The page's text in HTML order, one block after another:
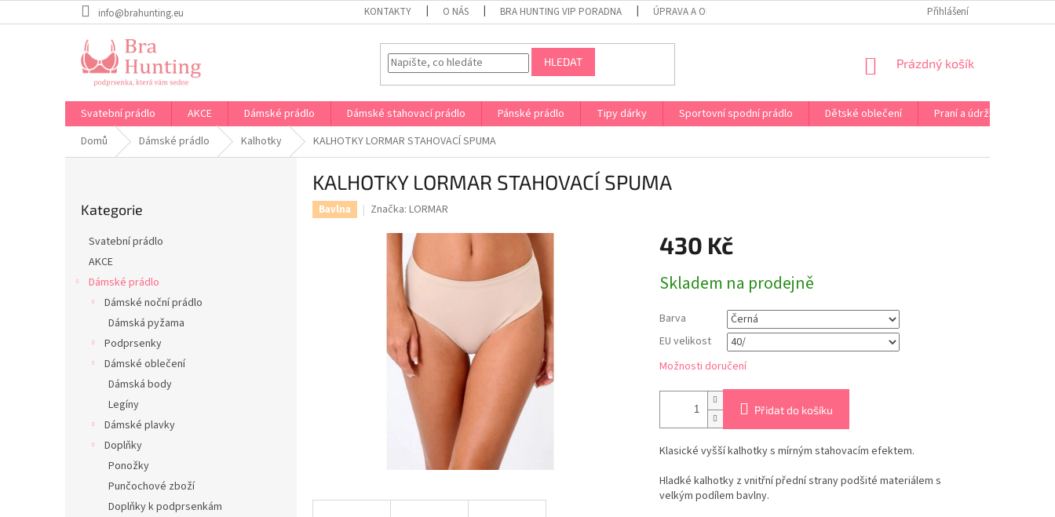
na
info@brahunting.eu KONTAKTY O NÁS BRA HUNTING VIP PORADNA ÚPRAVA A OPRAVA PRÁDLA NA MÍRU DOPRAVA A PLATBA ČR A EU
Přihlášení
HLEDAT
NÁKUPNÍ
Prázdný košík
Svatební prádlo AKCE Dámské prádlo Dámské stahovací prádlo Pánské prádlo Tipy dárky Sportovní spodní prádlo Dětské oblečení Praní a údržba
Domů
Dámské prádlo Kalhotky KALHOTKY LORMAR STAHOVACÍ SPUMA
kategorie
Kategorie
Svatební prádlo
AKCE
Dámské prádlo
Dámské noční prádlo
Dámská pyžama
Podprsenky
Dámské oblečení
Dámská body
Legíny
Dámské plavky
Doplňky
Ponožky
Punčochové zboží
Doplňky k podprsenkám
KALHOTKY LORMAR STAHOVACÍ SPUMA
Bavlna Značka: LORMAR
430 Kč
cena:
Skladem na prodejně
Barva
EU velikost
Možnosti doručení
Přidat do košíku
Klasické vyšší kalhotky s mírným stahovacím efektem.
Hladké kalhotky z vnitřní přední strany podšité materiálem s
velkým podílem bavlny.